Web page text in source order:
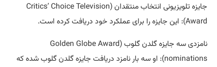
جایزه تلویزیونی انتخاب منتقدان (Critics’ Choice Television
Award): این جایزه را برای عملکرد خود دریافت کرده است.
نامزدی سه جایزه گلدن گلوب (Golden Globe Award
nominations): او سه بار نامزد دریافت جایزه گلدن گلوب شده که